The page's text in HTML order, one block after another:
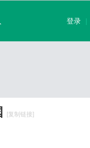
登录 |
[复制链接]